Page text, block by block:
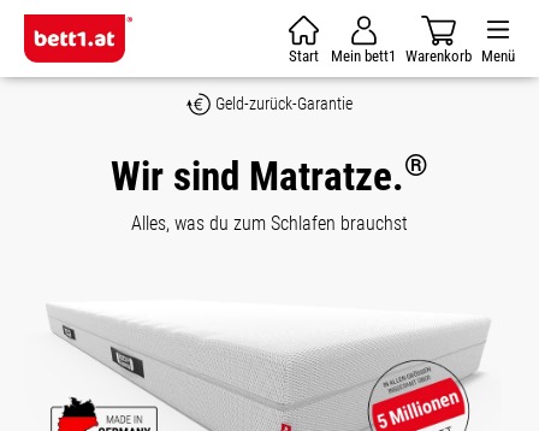
Zum Hauptinhalt springen
Start Mein bett1 Warenkorb Menü
Geld-zurück-Garantie
Wir sind Matratze.®
Alles, was du zum Schlafen brauchst